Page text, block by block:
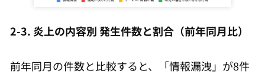
2-3. 炎上の内容別 発生件数と割合（前年同月比）
前年同月の件数と比較すると、「情報漏洩」が8件